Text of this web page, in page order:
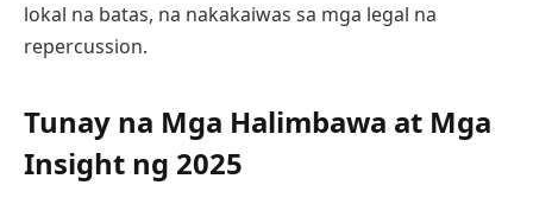
lokal na batas, na nakakaiwas sa mga legal na
repercussion.
Tunay na Mga Halimbawa at Mga
Insight ng 2025